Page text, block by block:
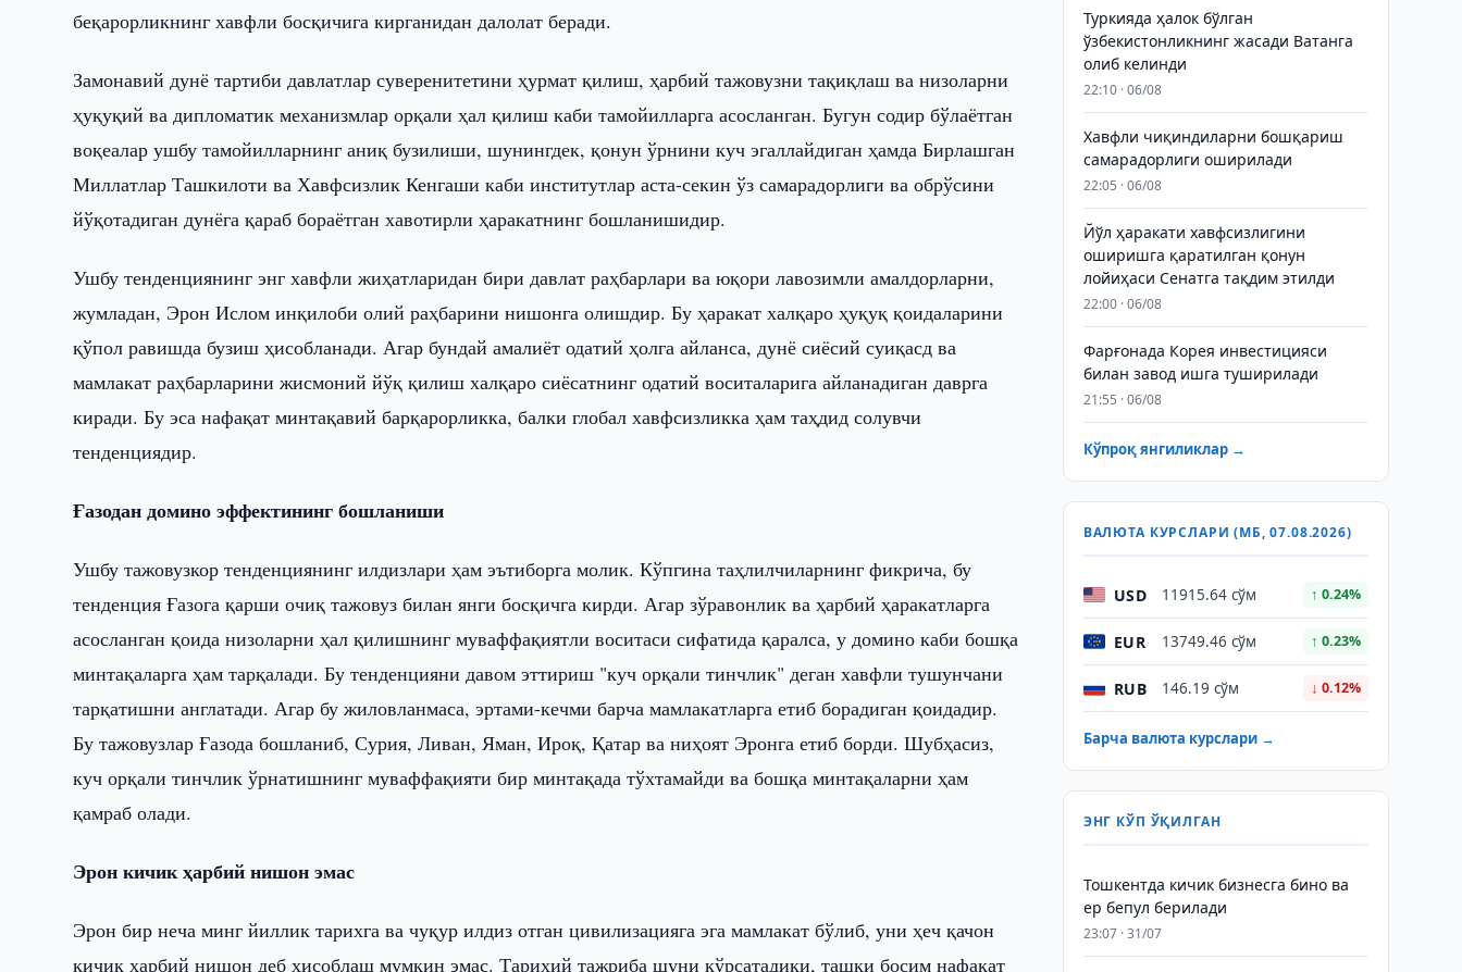
беқарорликнинг хавфли босқичига кирганидан далолат беради.
Замонавий дунё тартиби давлатлар суверенитетини ҳурмат қилиш, ҳарбий тажовузни тақиқлаш ва низоларни
ҳуқуқий ва дипломатик механизмлар орқали ҳал қилиш каби тамойилларга асосланган. Бугун содир бўлаётган
воқеалар ушбу тамойилларнинг аниқ бузилиши, шунингдек, қонун ўрнини куч эгаллайдиган ҳамда Бирлашган
Миллатлар Ташкилоти ва Хавфсизлик Кенгаши каби институтлар аста-секин ўз самарадорлиги ва обрўсини
йўқотадиган дунёга қараб бораётган хавотирли ҳаракатнинг бошланишидир.
Ушбу тенденциянинг энг хавфли жиҳатларидан бири давлат раҳбарлари ва юқори лавозимли амалдорларни,
жумладан, Эрон Ислом инқилоби олий раҳбарини нишонга олишдир. Бу ҳаракат халқаро ҳуқуқ қоидаларини
қўпол равишда бузиш ҳисобланади. Агар бундай амалиёт одатий ҳолга айланса, дунё сиёсий суиқасд ва
мамлакат раҳбарларини жисмоний йўқ қилиш халқаро сиёсатнинг одатий воситаларига айланадиган даврга
киради. Бу эса нафақат минтақавий барқарорликка, балки глобал хавфсизликка ҳам таҳдид солувчи
тенденциядир.
Ғазодан домино эффектининг бошланиши
Ушбу тажовузкор тенденциянинг илдизлари ҳам эътиборга молик. Кўпгина таҳлилчиларнинг фикрича, бу
тенденция Ғазога қарши очиқ тажовуз билан янги босқичга кирди. Агар зўравонлик ва ҳарбий ҳаракатларга
асосланган қоида низоларни ҳал қилишнинг муваффақиятли воситаси сифатида қаралса, у домино каби бошқа
минтақаларга ҳам тарқалади. Бу тенденцияни давом эттириш "куч орқали тинчлик" деган хавфли тушунчани
тарқатишни англатади. Агар бу жиловланмаса, эртами-кечми барча мамлакатларга етиб борадиган қоидадир.
Бу тажовузлар Ғазода бошланиб, Сурия, Ливан, Яман, Ироқ, Қатар ва ниҳоят Эронга етиб борди. Шубҳасиз,
куч орқали тинчлик ўрнатишнинг муваффақияти бир минтақада тўхтамайди ва бошқа минтақаларни ҳам
қамраб олади.
Эрон кичик ҳарбий нишон эмас
Эрон бир неча минг йиллик тарихга ва чуқур илдиз отган цивилизацияга эга мамлакат бўлиб, уни ҳеч қачон
кичик ҳарбий нишон деб ҳисоблаш мумкин эмас. Тарихий тажриба шуни кўрсатадики, ташқи босим нафақат
Туркияда ҳалок бўлган
ўзбекистонликнинг жасади Ватанга
олиб келинди
22:10 · 06/08
Хавфли чиқиндиларни бошқариш
самарадорлиги оширилади
22:05 · 06/08
Йўл ҳаракати хавфсизлигини
оширишга қаратилган қонун
лойиҳаси Сенатга тақдим этилди
22:00 · 06/08
Фарғонада Корея инвестицияси
билан завод ишга туширилади
21:55 · 06/08
Кўпроқ янгиликлар →
ВАЛЮТА КУРСЛАРИ (МБ, 07.08.2026)
USD 11915.64 сўм ↑ 0.24%
EUR 13749.46 сўм ↑ 0.23%
RUB 146.19 сўм ↓ 0.12%
Барча валюта курслари →
ЭНГ КЎП ЎҚИЛГАН
Тошкентда кичик бизнесга бино ва
ер бепул берилади
23:07 · 31/07